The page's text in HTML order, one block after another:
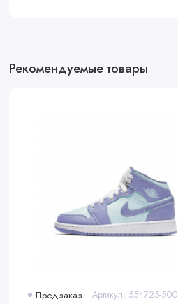
Рекомендуемые товары
Предзаказ Артикул: 554725-500